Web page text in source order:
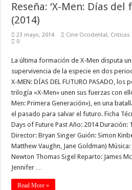
Reseña: ‘X-Men: Días
(2014)
23 mayo, 2014 Cine Occidental, Criticas
0
La última formación de X-Men disputa
supervivencia de la especie en dos
X-MEN: DÍAS DEL FUTURO PASADO,
trilogía «X-Men» unen sus fuerzas con
Men: Primera Generación»), en una
el pasado para salvar el futuro. Ficha
Days of Future Past Año: 2014 Duración:
Director: Bryan Singer Guión: Simon
Matthew Vaughn, Jane Goldman)
Newton Thomas Sigel Reparto: James
Jennifer …
Read More »